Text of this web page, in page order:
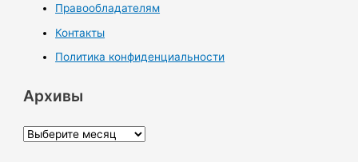
Правообладателям
Контакты
Политика конфиденциальности
Архивы
А